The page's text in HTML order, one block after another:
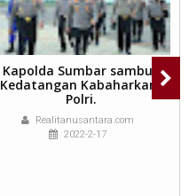
Kapolda Sumbar sambut
Kedatangan Kabaharkam
Polri.
Realitanusantara.com
2022-2-17